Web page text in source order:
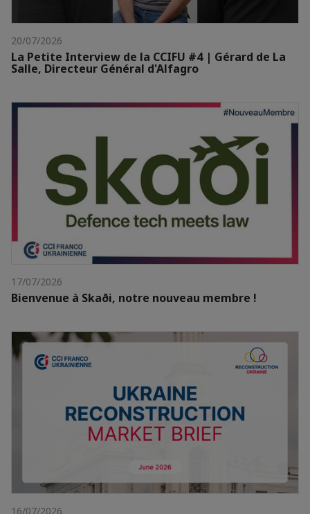
20/07/2026
La Petite Interview de la CCIFU #4 | Gérard de La
Salle, Directeur Général d'Alfagro
17/07/2026
Bienvenue à Skaði, notre nouveau membre !
16/07/2026